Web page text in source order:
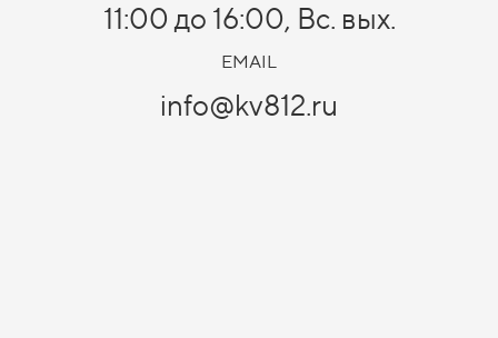
11:00 до 16:00, Вс. вых.
EMAIL
info@kv812.ru